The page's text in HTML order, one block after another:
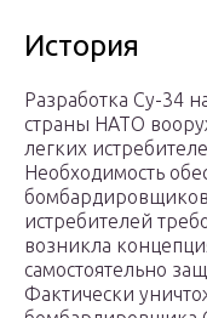
История
Разработка Су-34
страны НАТО
легких
Необходимость
истребителей
возникла
самостоятельно
Фактически